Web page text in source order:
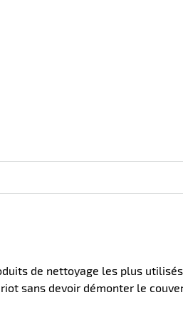
de nettoyage les plus
sans devoir démonter le